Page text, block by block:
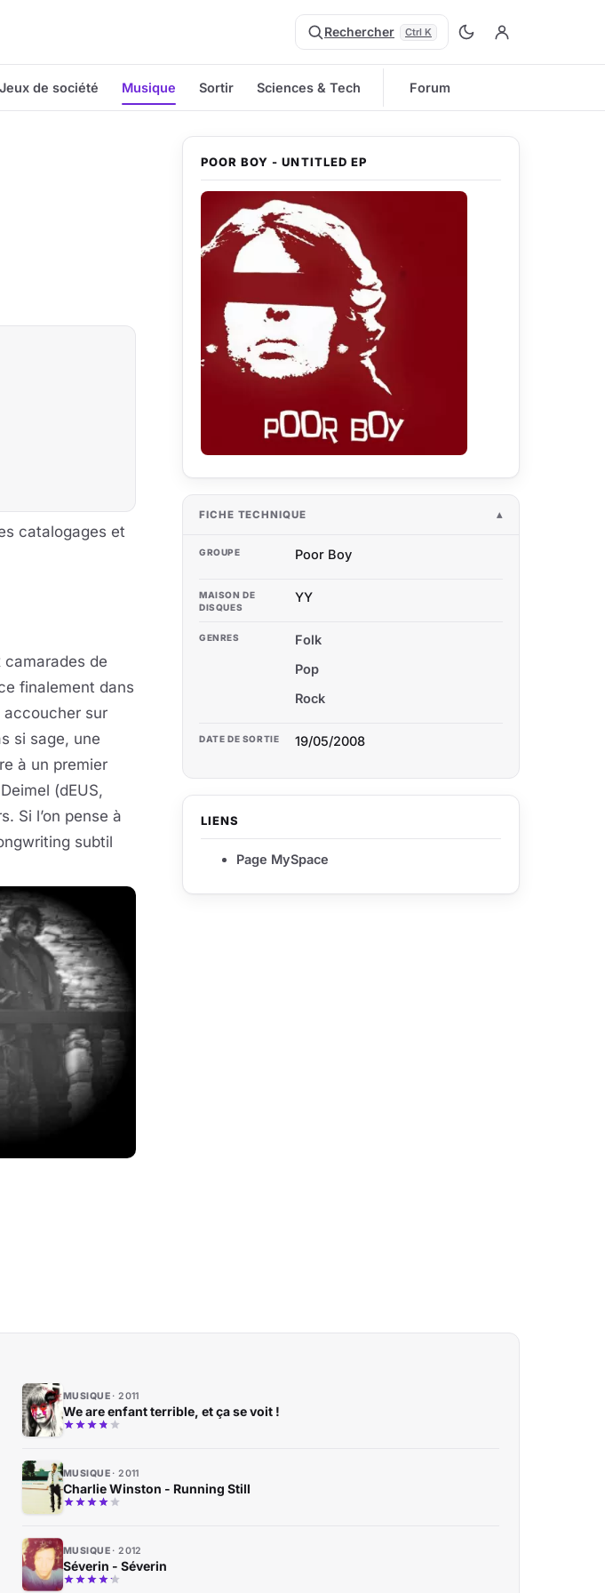
Rechercher Ctrl K
Jeux de société Musique Sortir Sciences & Tech Forum
catalogages et
de
finalement dans
accoucher sur
si sage, une
à un premier
(dEUS,
Si l’on pense à
subtil
POOR BOY - UNTITLED EP
FICHE TECHNIQUE
GROUPE Poor Boy
MAISON DE
DISQUES
YY
GENRES
Folk
Pop
Rock
DATE DE SORTIE 19/05/2008
LIENS
Page MySpace
MUSIQUE 2011
We are enfant terrible, et ça se voit !
MUSIQUE 2011
Charlie Winston - Running Still
MUSIQUE 2012
Séverin - Séverin